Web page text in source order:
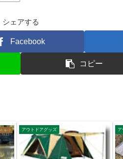
シェアする
Facebook
コピー
アウトドアグッズ